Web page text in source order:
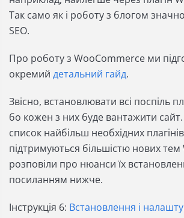
Так само як і роботу з блогом
SEO.
Про роботу з WooCommerce ми
окремий детальний гайд.
Звісно, встановлювати всі поспіль
бо кожен з них буде вантажити
список найбільш необхідних
підтримуються більшістю нових тем
розповіли про нюанси їх
посиланням нижче.
Інструкція 6: Встановлення і